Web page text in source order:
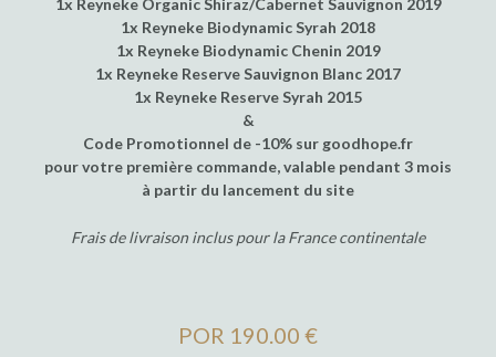
1x Reyneke Organic Shiraz/Cabernet Sauvignon 2019
1x Reyneke Biodynamic Syrah 2018
1x Reyneke Biodynamic Chenin 2019
1x Reyneke Reserve Sauvignon Blanc 2017
1x Reyneke Reserve Syrah 2015
&
Code Promotionnel de -10% sur goodhope.fr
pour votre première commande, valable pendant 3 mois
à partir du lancement du site
Frais de livraison inclus pour la France continentale
POR 190.00 €